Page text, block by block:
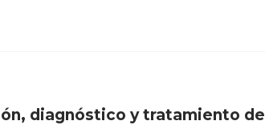
diagnóstico y tratamiento de